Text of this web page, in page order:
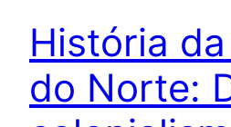
História
do Norte: